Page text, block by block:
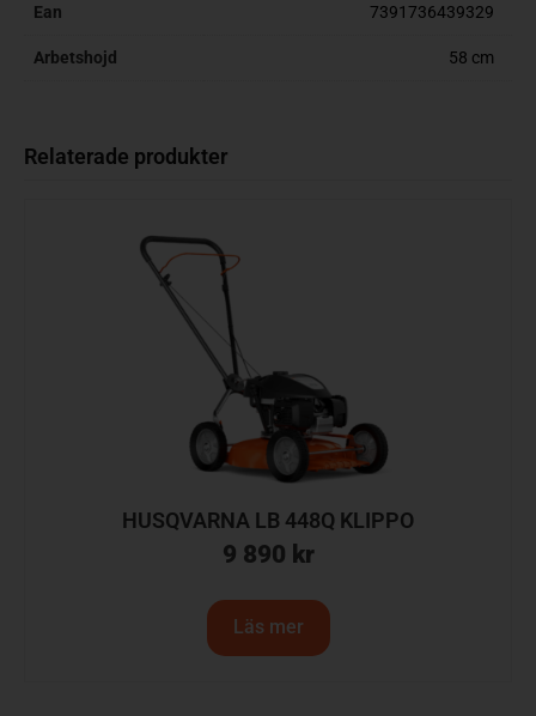
Ean 7391736439329
Arbetshojd 58 cm
Relaterade produkter
HUSQVARNA LB 448Q KLIPPO
9 890 kr
Läs mer